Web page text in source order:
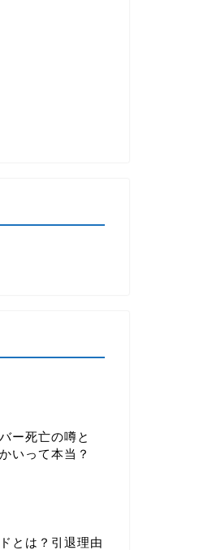
ー死亡の噂と
いって本当？
とは？引退理由